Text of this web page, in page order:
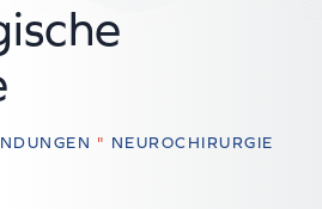
" NEUROCHIRURGIE